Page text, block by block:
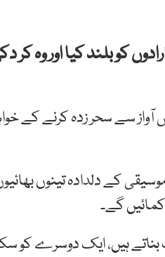
کو بلند کیا اور وہ کر
سے سحر زدہ کرنے کے
کے دلدادہ تینوں
گے۔
ہیں، ایک دوسرے کو